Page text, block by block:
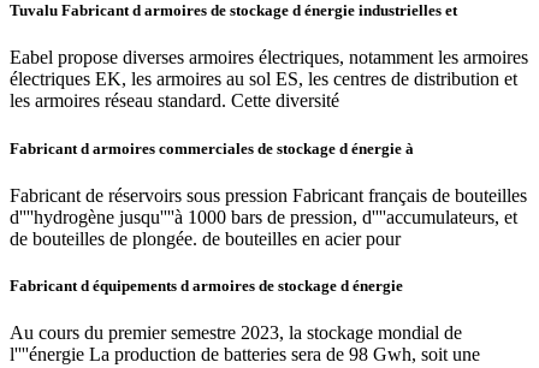
Tuvalu Fabricant d armoires de stockage d énergie industrielles et
Eabel propose diverses armoires électriques, notamment les armoires
électriques EK, les armoires au sol ES, les centres de distribution et
les armoires réseau standard. Cette diversité
Fabricant d armoires commerciales de stockage d énergie à
Fabricant de réservoirs sous pression Fabricant français de bouteilles
d''''hydrogène jusqu''''à 1000 bars de pression, d''''accumulateurs, et
de bouteilles de plongée. de bouteilles en acier pour
Fabricant d équipements d armoires de stockage d énergie
Au cours du premier semestre 2023, la stockage mondial de
l''''énergie La production de batteries sera de 98 Gwh, soit une